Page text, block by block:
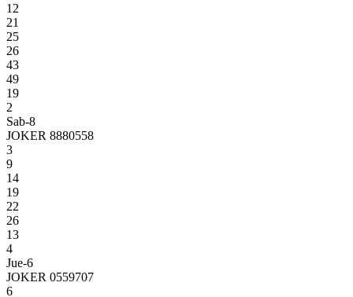
12
21
25
26
43
49
19
2
Sab-8
JOKER 8880558
3
9
14
19
22
26
13
4
Jue-6
JOKER 0559707
6